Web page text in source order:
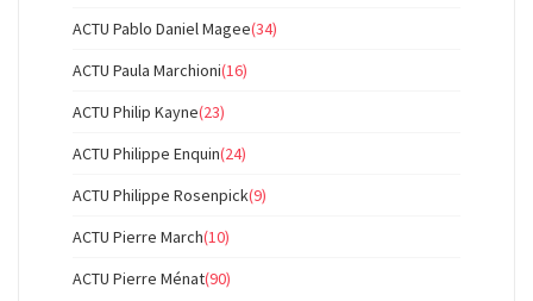
ACTU Pablo Daniel Magee(34)
ACTU Paula Marchioni(16)
ACTU Philip Kayne(23)
ACTU Philippe Enquin(24)
ACTU Philippe Rosenpick(9)
ACTU Pierre March(10)
ACTU Pierre Ménat(90)